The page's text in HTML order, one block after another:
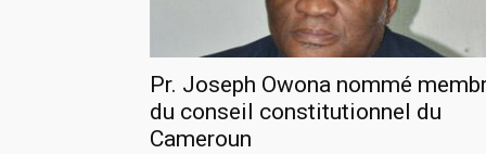
Pr. Joseph Owona nommé
du conseil constitutionnel du
Cameroun